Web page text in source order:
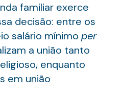
familiar exerce
decisão: entre os
salário mínimo per
a união tanto
enquanto
em união